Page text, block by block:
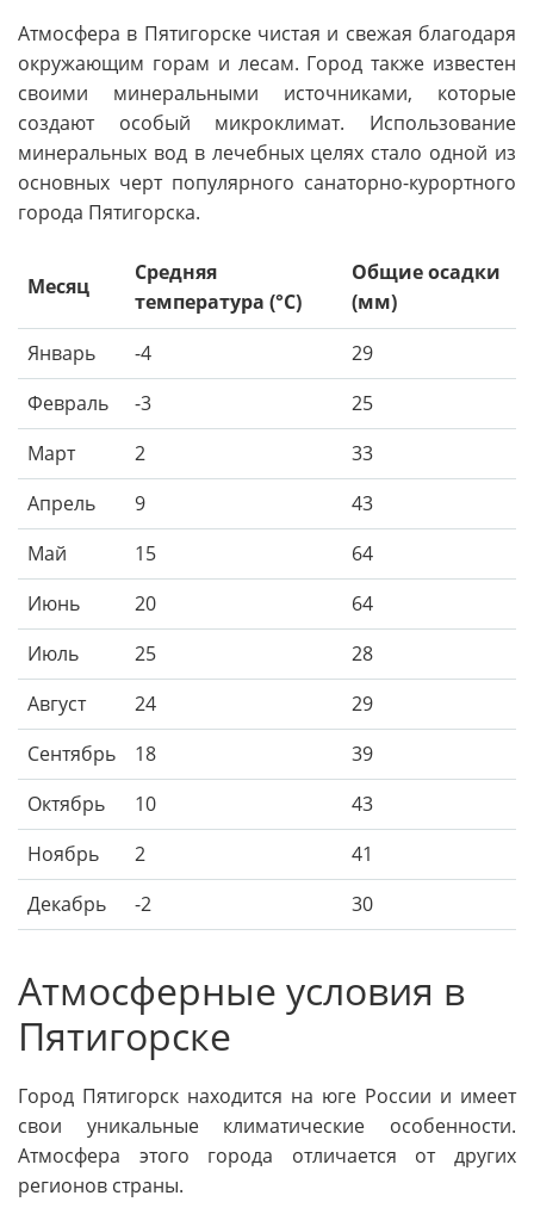
Атмосфера в Пятигорске чистая и свежая благодаря
окружающим горам и лесам. Город также известен
своими минеральными источниками, которые
создают особый микроклимат. Использование
минеральных вод в лечебных целях стало одной из
основных черт популярного санаторно-курортного
города Пятигорска.
Месяц
Средняя
температура (°C)
Общие осадки
(мм)
Январь
-4
29
Февраль
-3
25
Март
2
33
Апрель
9
43
Май
15
64
Июнь
20
64
Июль
25
28
Август
24
29
Сентябрь
18
39
Октябрь
10
43
Ноябрь
2
41
Декабрь
-2 30
Атмосферные условия в
Пятигорске
Город Пятигорск находится на юге России и имеет
свои уникальные климатические особенности.
Атмосфера этого города отличается от других
регионов страны.